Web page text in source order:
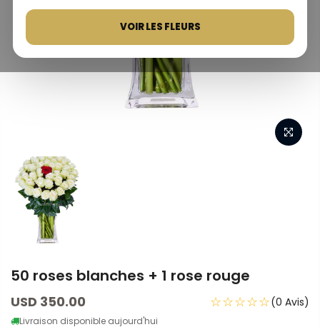
VOIR LES FLEURS
50 roses blanches + 1 rose rouge
USD 350.00
Livraison disponible aujourd'hui
☆☆☆☆☆(0 Avis)